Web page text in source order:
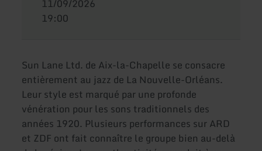
11/09/2026
19:00
Sun Lane Ltd. de Aix-la-Chapelle se consacre
entièrement au jazz de La Nouvelle-Orléans.
Leur style est marqué par une profonde
vénération pour les sons traditionnels des
années 1920. Plusieurs performances sur ARD
et ZDF ont fait connaître le groupe bien au-delà